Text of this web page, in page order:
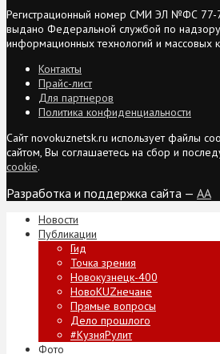
Регистрационный номер СМИ ЭЛ №ФС 77-
выдано Федеральной службой по
информационных технологий и массовых
Контакты
Прайс-лист
Для партнеров
Политика конфиденциальности
Сайт novokuznetsk.ru использует файлы
сайтом, Вы соглашаетесь на сбор и
cookie.
Разработка и поддержка сайта — AA
Новости
Публикации
Гид
Точка зрения
Новокузнецк-400
НовоKUZнечане
Прямые вопросы
Дело прошлого
#КузняРулит
Фото